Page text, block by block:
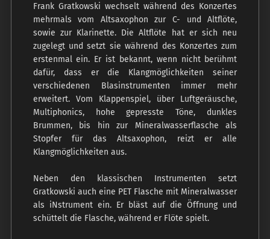
Frank Gratkowski wechselt während des Konzertes
mehrmals vom Altsaxophon zur C- und Altflöte,
sowie zur Klarinette. Die Altflöte hat er sich neu
zugelegt und setzt sie während des Konzertes zum
erstenmal ein. Er ist bekannt, wenn nicht berühmt
dafür, dass er die Klangmöglichkeiten seiner
verschiedenen Blasinstrumenten immer mehr
erweitert. Vom Klappenspiel, über Luftgeräusche,
Multiphonics, hohe gepresste Töne, dunkles
Brummen, bis hin zur Mineralwasserflasche als
Stopfer für das Altsaxophon, reizt er alle
Klangmöglichkeiten aus.
Neben den klassischen Instrumenten setzt
Gratkowski auch eine PET Flasche mit Mineralwasser
als iNstrument ein. Er bläst auf die Öffnung und
schüttelt die Flasche, während er Flöte spielt.